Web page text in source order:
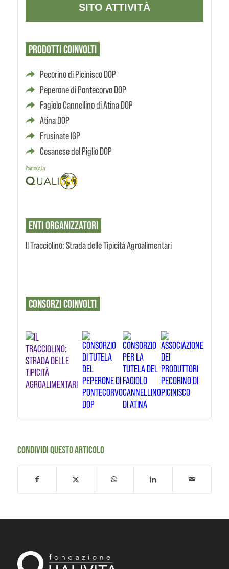
SITO ATTIVITÀ
PRODOTTICOINVOLTI
Pecorino di Picinisco DOP
Peperone di Pontecorvo DOP
Fagiolo Cannellino di Atina DOP
Atina DOP
Frusinate IGP
Cesanese del Piglio DOP
Powered by
ENTIORGANIZZATORI
Il Tracciolino: Strada delle Tipicità Agroalimentari
CONSORZICOINVOLTI
CONDIVIDI QUESTO ARTICOLO